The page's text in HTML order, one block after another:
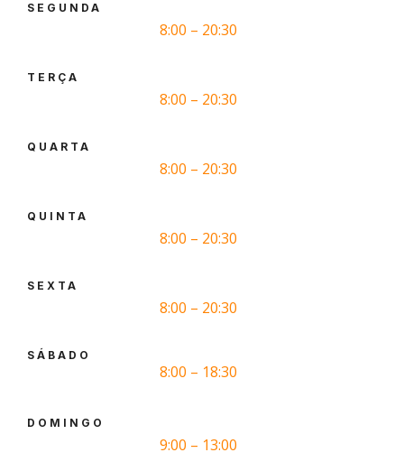
SEGUNDA
8:00 – 20:30
TERÇA
8:00 – 20:30
QUARTA
8:00 – 20:30
QUINTA
8:00 – 20:30
SEXTA
8:00 – 20:30
SÁBADO
8:00 – 18:30
DOMINGO
9:00 – 13:00